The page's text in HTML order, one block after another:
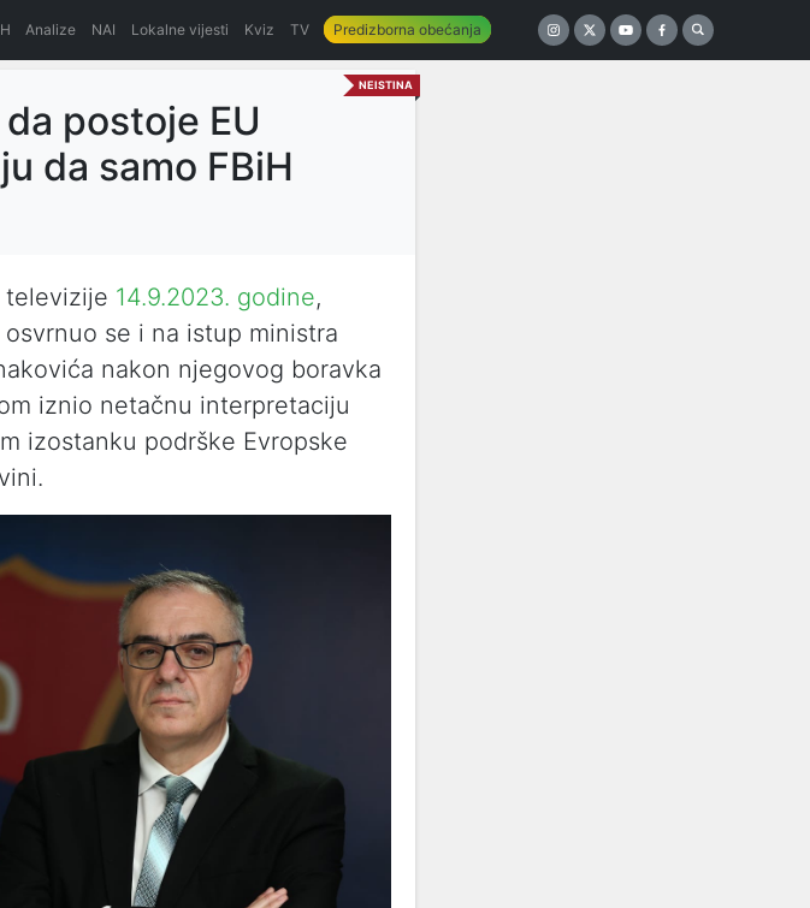
Analize NAI Lokalne vijesti Kviz TV Predizborna obećanja
NEISTINA
postoje EU
da samo FBiH
televizije 14.9.2023. godine,
se i na istup ministra
nakon njegovog boravka
iznio netačnu interpretaciju
izostanku podrške Evropske